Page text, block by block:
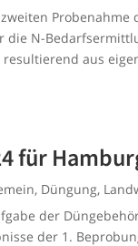
die N-
aus
für
, Düngung,
der
der 1.